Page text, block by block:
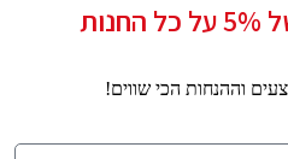
וההנחות הכי שווים!